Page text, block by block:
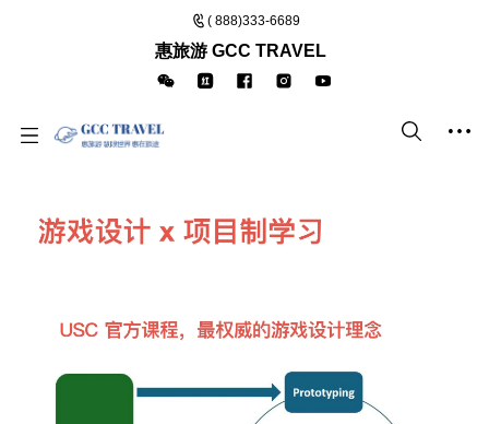
( 888)333-6689
惠旅游 GCC TRAVEL